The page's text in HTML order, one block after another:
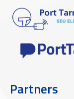
Partners